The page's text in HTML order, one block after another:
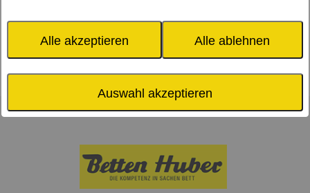
Alle akzeptieren Alle ablehnen
Auswahl akzeptieren